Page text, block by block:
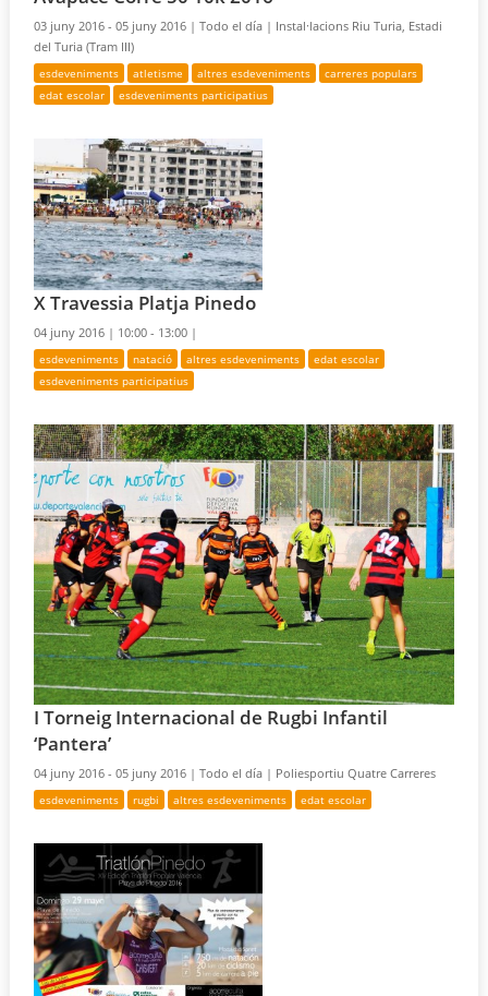
03 juny 2016 - 05 juny 2016 |Todo el día | Instal·lacions Riu Turia, Estadi
del Turia (Tram III)
esdeveniments atletisme altres esdeveniments
carreres populars
edat escolar
esdeveniments participatius
X Travessia Platja Pinedo
04 juny 2016 | 10:00 - 13:00 |
esdeveniments natació altres esdeveniments
edat escolar
esdeveniments participatius
I Torneig Internacional de Rugbi Infantil
‘Pantera’
04 juny 2016 - 05 juny 2016 |Todo el día | Poliesportiu Quatre Carreres
esdeveniments rugbi altres esdeveniments edat escolar